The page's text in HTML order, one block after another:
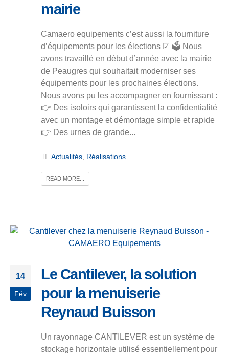
mairie
Camaero equipements c’est aussi la fourniture
d’équipements pour les élections ☑ 🗳 Nous
avons travaillé en début d’année avec la mairie
de Peaugres qui souhaitait moderniser ses
équipements pour les prochaines élections.
Nous avons pu les accompagner en fournissant :
👉 Des isoloirs qui garantissent la confidentialité
avec un montage et démontage simple et rapide
👉 Des urnes de grande...
Actualités Réalisations
READ MORE...
14
Fév
Le Cantilever, la solution
pour la menuiserie
Reynaud Buisson
Un rayonnage CANTILEVER est un système de
stockage horizontale utilisé essentiellement pour